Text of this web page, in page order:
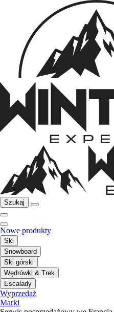
Szukaj
Nowe produkty
Ski
Snowboard
Ski górski
Wędrówki & Trek
Escalady
Wyprzedaż
Marki